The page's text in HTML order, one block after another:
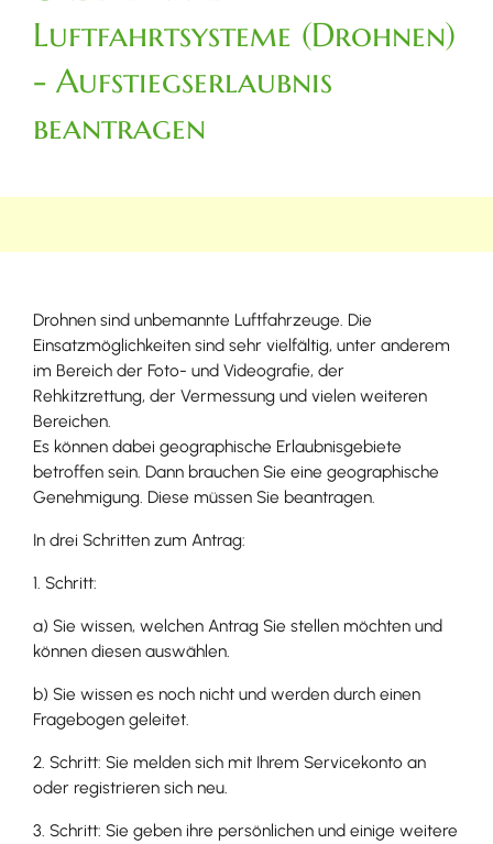
Luftfahrtsysteme (Drohnen)
- Aufstiegserlaubnis
beantragen
Drohnen sind unbemannte Luftfahrzeuge. Die
Einsatzmöglichkeiten sind sehr vielfältig, unter anderem
im Bereich der Foto- und Videografie, der
Rehkitzrettung, der Vermessung und vielen weiteren
Bereichen.
Es können dabei geographische Erlaubnisgebiete
betroffen sein. Dann brauchen Sie eine geographische
Genehmigung. Diese müssen Sie beantragen.
In drei Schritten zum Antrag:
1. Schritt:
a) Sie wissen, welchen Antrag Sie stellen möchten und
können diesen auswählen.
b) Sie wissen es noch nicht und werden durch einen
Fragebogen geleitet.
2. Schritt: Sie melden sich mit Ihrem Servicekonto an
oder registrieren sich neu.
3. Schritt: Sie geben ihre persönlichen und einige weitere